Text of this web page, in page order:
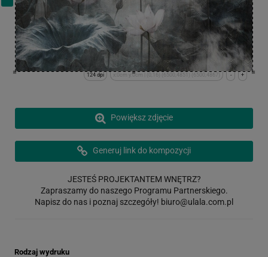
+
-
x:0cm y:0cm | (0,16) (6500,4851) (6500,4867)
124 dpi
Powiększ zdjęcie
Generuj link do kompozycji
JESTEŚ PROJEKTANTEM WNĘTRZ?
Zapraszamy do naszego Programu Partnerskiego.
Napisz do nas i poznaj szczegóły! biuro@ulala.com.pl
Rodzaj wydruku